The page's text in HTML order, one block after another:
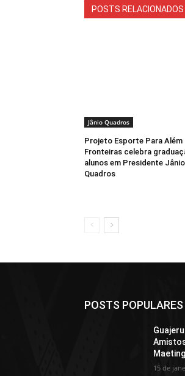
POSTS RELACIONADOS
Jânio Quadros
Projeto Esporte Para Além
Fronteiras celebra
alunos em Presidente Jânio
Quadros
POSTS POPULARES
15 de